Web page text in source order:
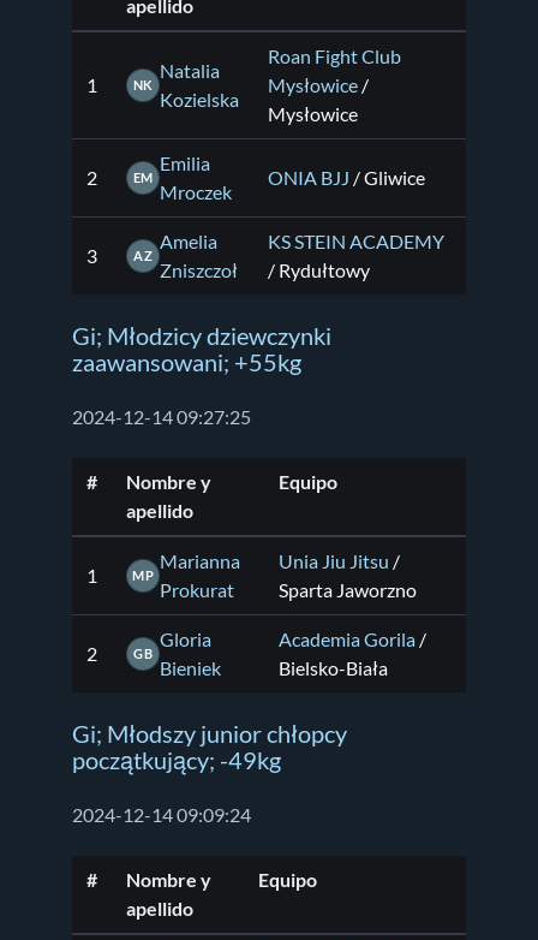
apellido
1 NK
Natalia
Kozielska
Roan Fight Club
Mysłowice /
Mysłowice
2 EM
Emilia
Mroczek
ONIA BJJ / Gliwice
3 AZ
Amelia
Zniszczoł
KS STEIN ACADEMY
/ Rydułtowy
Gi; Młodzicy dziewczynki
zaawansowani; +55kg
2024-12-14 09:27:25
#
Nombre y
apellido
Equipo
1 MP
Marianna
Prokurat
Unia Jiu Jitsu /
Sparta Jaworzno
2 GB
Gloria
Bieniek
Academia Gorila /
Bielsko-Biała
Gi; Młodszy junior chłopcy
początkujący; -49kg
2024-12-14 09:09:24
#
Nombre y
apellido
Equipo